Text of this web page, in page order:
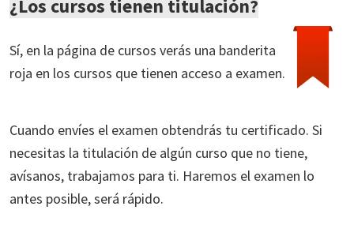
¿Los cursos tienen titulación?
Sí, en la página de cursos verás una banderita
roja en los cursos que tienen acceso a examen.
Cuando envíes el examen obtendrás tu certificado. Si
necesitas la titulación de algún curso que no tiene,
avísanos, trabajamos para ti. Haremos el examen lo
antes posible, será rápido.